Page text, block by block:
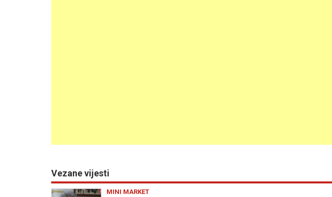
Vezane vijesti
MINI MARKET